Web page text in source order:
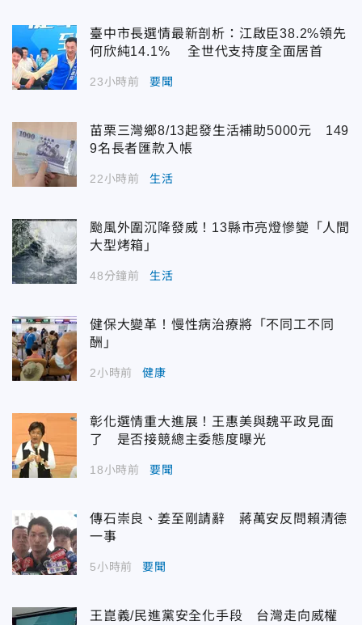
臺中市長選情最新剖析：江啟臣38.2%領先
何欣純14.1% 全世代支持度全面居首
23小時前 要聞
苗栗三灣鄉8/13起發生活補助5000元 149
9名長者匯款入帳
22小時前 生活
颱風外圍沉降發威！13縣市亮燈慘變「人間
大型烤箱」
48分鐘前 生活
健保大變革！慢性病治療將「不同工不同
酬」
2小時前 健康
彰化選情重大進展！王惠美與魏平政見面
了 是否接競總主委態度曝光
18小時前 要聞
傳石崇良、姜至剛請辭 蔣萬安反問賴清德
一事
5小時前 要聞
王崑義/民進黨安全化手段 台灣走向威權